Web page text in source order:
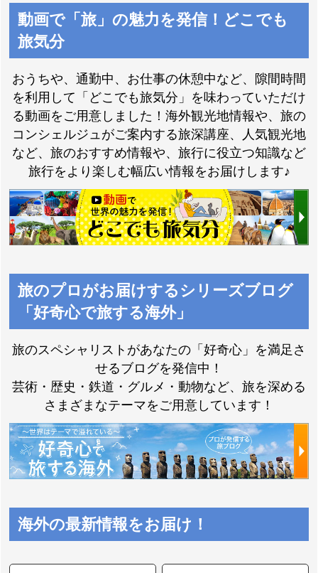
動画で「旅」の魅力を発信！どこでも
旅気分
おうちや、通勤中、お仕事の休憩中など、隙間時間
を利用して「どこでも旅気分」を味わっていただけ
る動画をご用意しました！海外観光地情報や、旅の
コンシェルジュがご案内する旅深講座、人気観光地
など、旅のおすすめ情報や、旅行に役立つ知識など
旅行をより楽しむ幅広い情報をお届けします♪
旅のプロがお届けするシリーズブログ
「好奇心で旅する海外」
旅のスペシャリストがあなたの「好奇心」を満足さ
せるブログを発信中！
芸術・歴史・鉄道・グルメ・動物など、旅を深める
さまざまなテーマをご用意しています！
海外の最新情報をお届け！